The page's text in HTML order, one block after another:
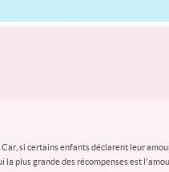
si certains enfants déclarent leur
plus grande des récompenses est